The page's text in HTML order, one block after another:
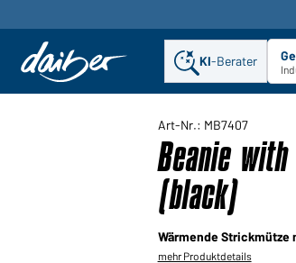
KI-Berater
Art-Nr.: MB7407
Beanie
(black)
Wärmende
mehr Produktdetails